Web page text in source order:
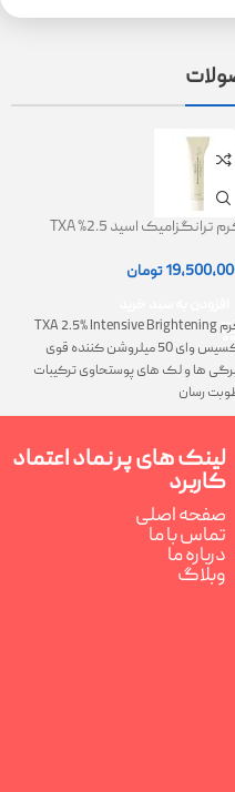
کرم ترانگزامیک اسید 2.5% TXA
تومان
کرم TXA 2.5% Intensive Brightening
اکسیس وای 50 میلروشن کننده قوی
ها و لک های پوستحاوی ترکیبات
رسان
لینک های پر
کاربرد
صفحه اصلی
تماس با ما
درباره ما
وبلاگ
نماد اعتماد